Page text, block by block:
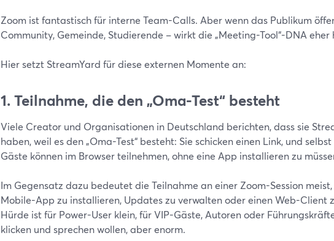
Zoom ist fantastisch für interne Team-Calls. Aber wenn das Publikum
Community, Gemeinde, Studierende – wirkt die „Meeting-Tool“-DNA eher
Hier setzt StreamYard für diese externen Momente an:
1. Teilnahme, die den „Oma-Test“ besteht
Viele Creator und Organisationen in Deutschland berichten, dass sie
haben, weil es den „Oma-Test“ besteht: Sie schicken einen Link, und
Gäste können im Browser teilnehmen, ohne eine App installieren zu
Im Gegensatz dazu bedeutet die Teilnahme an einer Zoom-Session
Mobile-App zu installieren, Updates zu verwalten oder einen Web-Client
Hürde ist für Power-User klein, für VIP-Gäste, Autoren oder
klicken und sprechen wollen, aber enorm.